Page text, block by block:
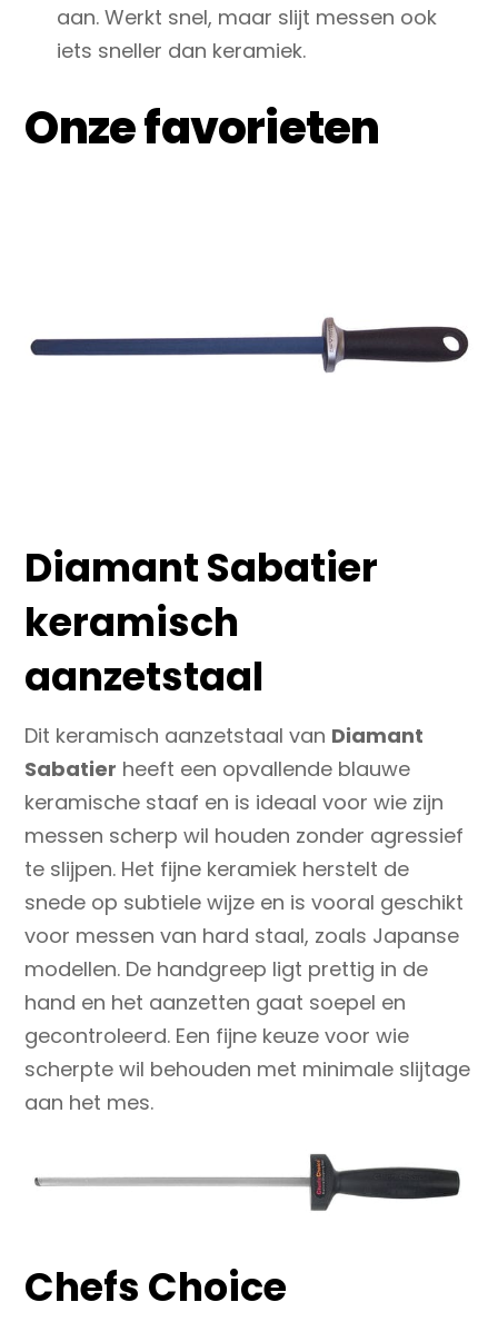
aan. Werkt snel, maar slijt messen ook
iets sneller dan keramiek.
Onze favorieten
Diamant Sabatier
keramisch
aanzetstaal
Dit keramisch aanzetstaal van Diamant
Sabatier heeft een opvallende blauwe
keramische staaf en is ideaal voor wie zijn
messen scherp wil houden zonder agressief
te slijpen. Het fijne keramiek herstelt de
snede op subtiele wijze en is vooral geschikt
voor messen van hard staal, zoals Japanse
modellen. De handgreep ligt prettig in de
hand en het aanzetten gaat soepel en
gecontroleerd. Een fijne keuze voor wie
scherpte wil behouden met minimale slijtage
aan het mes.
Chefs Choice